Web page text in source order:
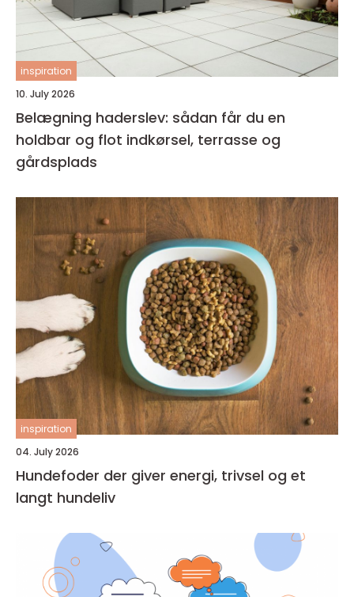
inspiration
10. July 2026
Belægning haderslev: sådan får du en
holdbar og flot indkørsel, terrasse og
gårdsplads
inspiration
04. July 2026
Hundefoder der giver energi, trivsel og et
langt hundeliv